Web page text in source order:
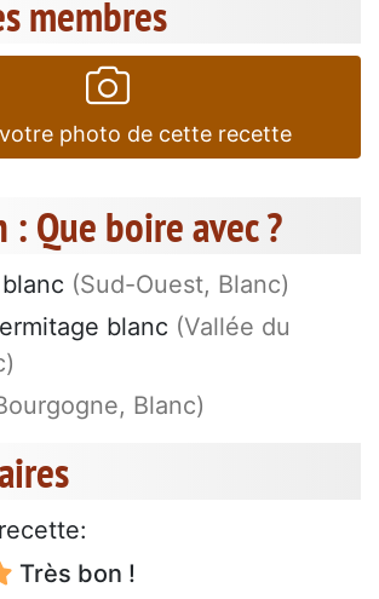
membres
photo de cette recette
: Que boire avec ?
(Sud-Ouest, Blanc)
blanc (Vallée du
Blanc)
Très bon !